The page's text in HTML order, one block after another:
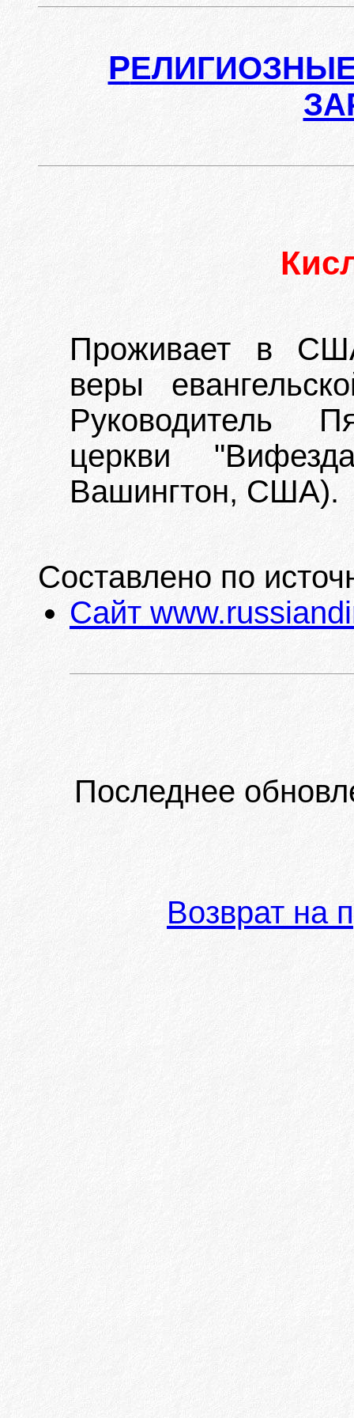
Р
Проживает в
веры
Руководитель
церкви
Вашингтон, США).
Составлено по
Сайт
Последнее
Возврат на